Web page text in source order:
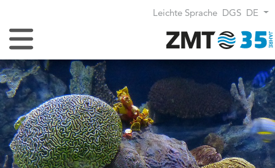
Leichte Sprache DGS DE
Navigation umschalten